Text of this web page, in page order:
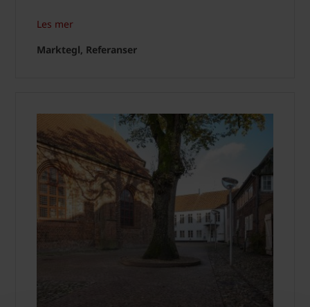
Les mer
Marktegl, Referanser